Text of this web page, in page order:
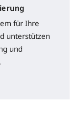
für Ihre
unterstützen
und